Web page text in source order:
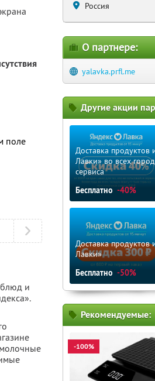
поле
блюд и
Россия
О партнере:
yalavka.prfl.me
Другие акции
Доставка продуктов
Лавки» во всех
сервиса
Бесплатно -40%
Доставка продуктов
Лавки»
Бесплатно -50%
Рекомендуемые:
-100%